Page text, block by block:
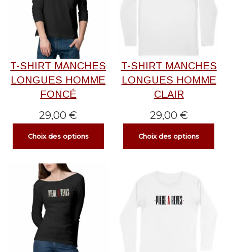
T-SHIRT MANCHES
LONGUES HOMME
FONCÉ
29,00€
Choix des options
T-SHIRT MANCHES
LONGUES HOMME
CLAIR
29,00 €
Choix des options